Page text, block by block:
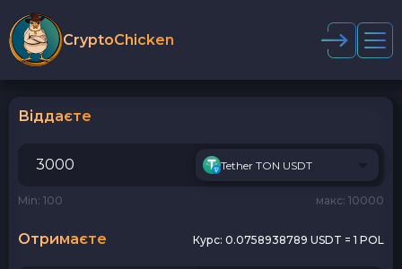
CryptoChicken
Віддаєте
Tether TON USDT
Min: 100 макс: 10000
Отримаєте Курс: 0.0758938789 USDT = 1 POL